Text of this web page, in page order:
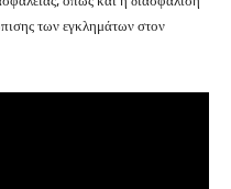
των εγκλημάτων στον